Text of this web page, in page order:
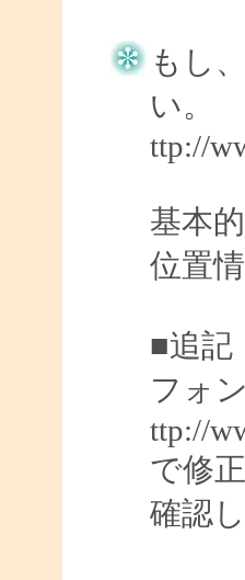
もし
い。
ttp://
基本
位置
■追記
フォ
ttp://
で修
確認